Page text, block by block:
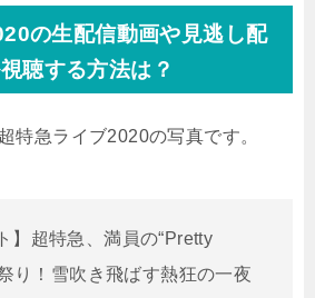
の生配信動画や見逃し配
聴する方法は？
特急ライブ2020の写真です。
】超特急、満員の“Pretty
り！雪吹き飛ばす熱狂の一夜